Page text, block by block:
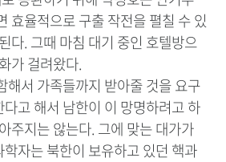
효율적으로 구출작전을 펼칠 수 있
다. 그때 마침 대기 중인 호텔방으
가 걸려왔다.
해서 가족들까지 받아줄 것을 요구
고 해서 남한이 이 망명하려고 하
주지는 않는다. 그에 맞는 대가가
자는 북한이 보유하고 있던 핵과